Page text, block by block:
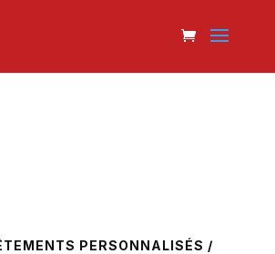
PERSONNALISÉS /